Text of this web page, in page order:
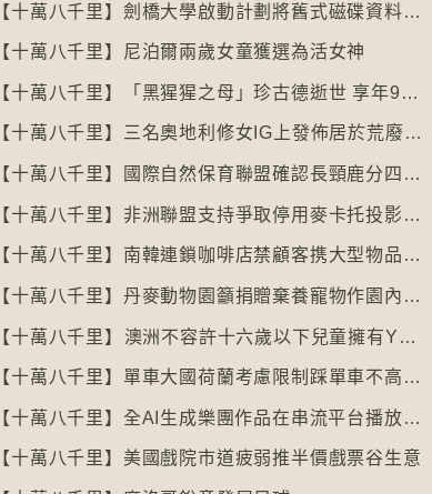
【十萬八千里】劍橋大學啟動計劃將舊式磁碟資料存檔
【十萬八千里】尼泊爾兩歲女童獲選為活女神
【十萬八千里】「黑猩猩之母」珍古德逝世 享年91歲
【十萬八千里】三名奧地利修女IG上發佈居於荒廢修道院情況結果廣受歡迎
【十萬八千里】國際自然保育聯盟確認長頸鹿分四個品種有助制訂保育方案
【十萬八千里】非洲聯盟支持爭取停用麥卡托投影法地點
【十萬八千里】南韓連鎖咖啡店禁顧客携大型物品以減少長期佔位辦公情況
【十萬八千里】丹麥動物園籲捐贈棄養寵物作園內動物食糧
【十萬八千里】⁠澳洲不容許十六歲以下兒童擁有YOUTUBE帳戶
【十萬八千里】單車大國荷蘭考慮限制踩單車不高於時速廿五公里
【十萬八千里】全AI生成樂團作品在串流平台播放率累積過百萬
【十萬八千里】美國戲院市道疲弱推半價戲票谷生意